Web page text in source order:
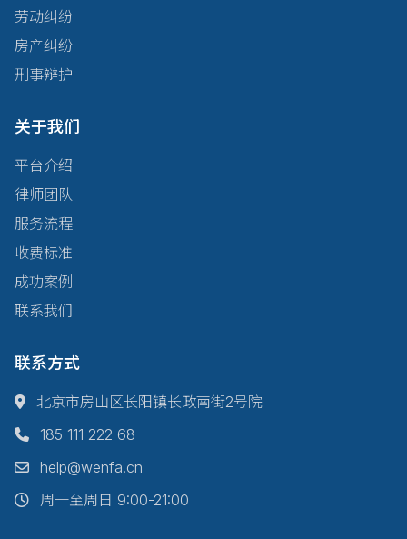
劳动纠纷
房产纠纷
刑事辩护
关于我们
平台介绍
律师团队
服务流程
收费标准
成功案例
联系我们
联系方式
北京市房山区长阳镇长政南街2号院
185 111 222 68
help@wenfa.cn
周一至周日 9:00-21:00